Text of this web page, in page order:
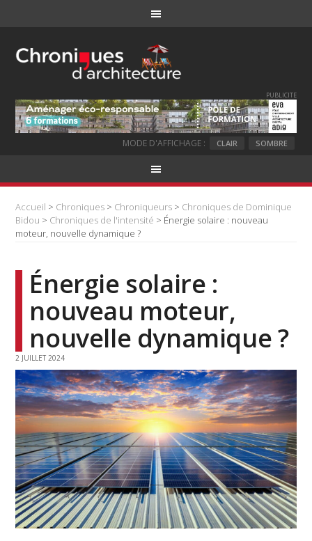
PUBLICITE
MODE D'AFFICHAGE : CLAIR SOMBRE
Accueil > Chroniques > Chroniqueurs > Chroniques de Dominique
Bidou > Chroniques de l'intensité > Énergie solaire : nouveau
moteur, nouvelle dynamique ?
Énergie solaire :
nouveau moteur,
nouvelle dynamique ?
2 JUILLET 2024